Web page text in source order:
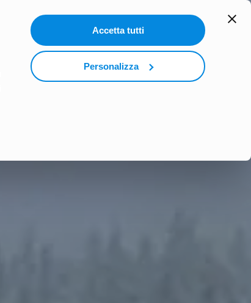
Accetta tutti
Personalizza
PODCAST PARTI CON WEP search